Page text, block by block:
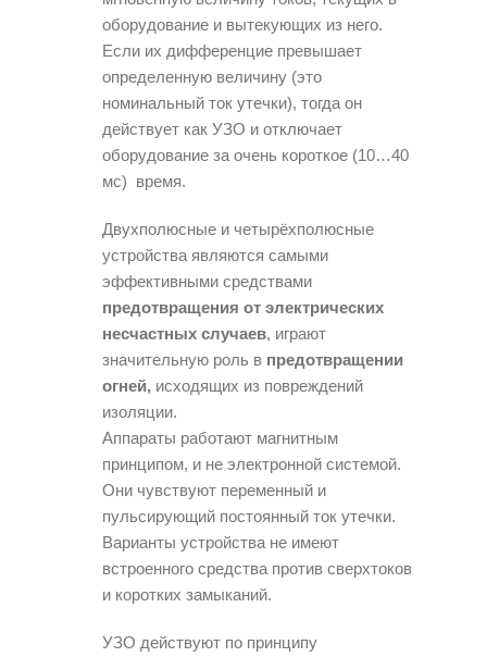
оборудование и вытекующих из него.
Если их дифференцие превышает
определенную величину (это
номинальный ток утечки), тогда он
действует как УЗО и отключает
оборудование за очень короткое (10…40
мс) время.
Двухполюсные и четырёхполюсные
устройства являются самыми
эффективными средствами
предотвращения от электрических
несчастных случаев, играют
значительную роль в предотвращении
огней, исходящих из повреждений
изоляции.
Аппараты работают магнитным
принципом, и не электронной системой.
Они чувствуют переменный и
пульсирующий постоянный ток утечки.
Варианты устройства не имеют
встроенного средства против сверхтоков
и коротких замыканий.
УЗО действуют по принципу